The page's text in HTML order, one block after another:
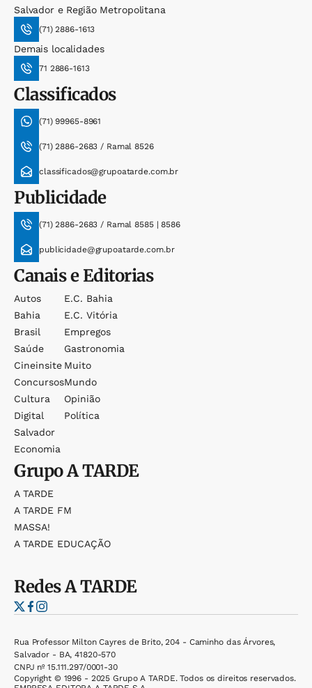
Salvador e Região Metropolitana
(71) 2886-1613
Demais localidades
71 2886-1613
Classificados
(71) 99965-8961
(71) 2886-2683 / Ramal 8526
classificados@grupoatarde.com.br
Publicidade
(71) 2886-2683 / Ramal 8585 | 8586
publicidade@grupoatarde.com.br
Canais e Editorias
Autos
Bahia
Brasil
Saúde
Cineinsite
Concursos
Cultura
Digital
Salvador
Economia
E.c. Bahia
E.c. Vitória
Empregos
Gastronomia
Muito
Mundo
Opinião
Política
GrupoA TARDE
A TARDE
A TARDE FM
MASSA!
A TARDE EDUCAÇÃO
RedesA TARDE
Rua Professor Milton Cayres de Brito, 204 - Caminho das Árvores,
Salvador - BA, 41820-570
CNPJ nº 15.111.297/0001-30
Copyright © 1996 - 2025 Grupo A TARDE. Todos os direitos reservados.